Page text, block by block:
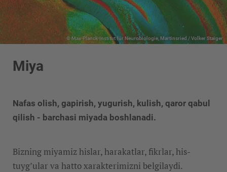
© Max-Planck-Institut für Neurobiologie, Martinsried / Volker Staiger
Miya
Nafas olish, gapirish, yugurish, kulish, qaror qabul
qilish - barchasi miyada boshlanadi.
Bizning miyamiz hislar, harakatlar, fikrlar, his-
tuyg’ular va hatto xarakterimizni belgilaydi.